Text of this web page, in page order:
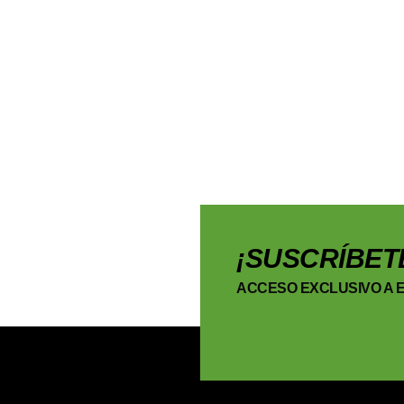
ACCESO EXCLUSIVO A